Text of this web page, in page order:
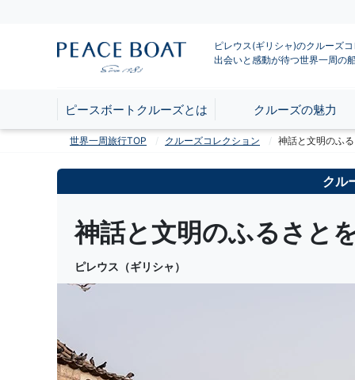
ピレウス(ギリシャ)のクルーズ
出会いと感動が待つ世界一周の
ピースボートクルーズとは クルーズの魅力
世界一周旅行TOP クルーズコレクション 神話と文明のふ
クル
神話と文明のふるさと
ピレウス（ギリシャ）